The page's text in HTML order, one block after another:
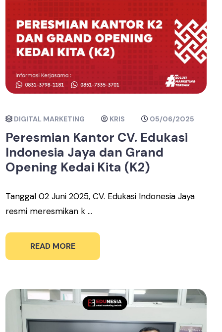
DIGITAL MARKETING KRIS 05/06/2025
Peresmian Kantor CV. Edukasi
Indonesia Jaya dan Grand
Opening Kedai Kita (K2)
Tanggal 02 Juni 2025, CV. Edukasi Indonesia Jaya
resmi meresmikan k ...
READ MORE